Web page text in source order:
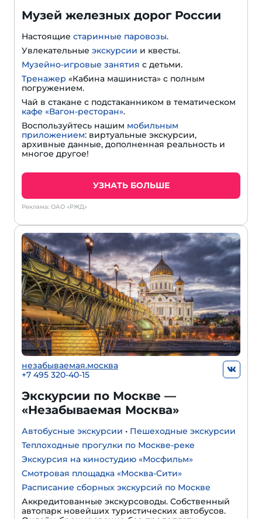
Музей железных дорог России
Настоящие старинные паровозы.
Увлекательные экскурсии и квесты.
Музейно-игровые занятия с детьми.
Тренажер «Кабина машиниста» с полным
погружением.
Чай в стакане с подстаканником в тематическом
кафе «Вагон-ресторан».
Воспользуйтесь нашим мобильным
приложением: виртуальные экскурсии,
архивные данные, дополненная реальность и
многое другое!
УЗНАТЬ БОЛЬШЕ
Реклама: ОАО «РЖД»
незабываемая.москва
+7 495 320-40-15
Экскурсии по Москве —
«Незабываемая Москва»
Автобусные экскурсии • Пешеходные экскурсии
Теплоходные прогулки по Москве-реке
Экскурсия на киностудию «Мосфильм»
Смотровая площадка «Москва-Сити»
Расписание сборных экскурсий по Москве
Аккредитованные экскурсоводы. Собственный
автопарк новейших туристических автобусов.